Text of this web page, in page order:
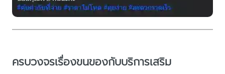
ครบวงจรเรื่องขนของกับบริการเสริม